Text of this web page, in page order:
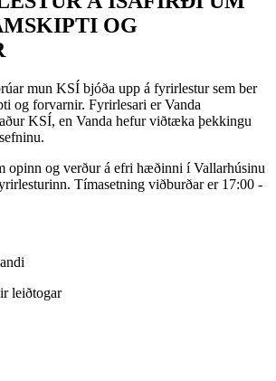
OG
mun KSÍ bjóða upp á fyrirlestur sem ber
og forvarnir. Fyrirlesari er Vanda
KSÍ, en Vanda hefur viðtæka þekkingu
opinn og verður á efri hæðinni í Vallarhúsinu
Tímasetning viðburðar er 17:00 -
leiðtogar